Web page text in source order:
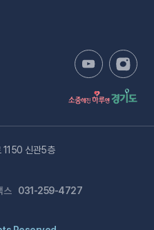
1150 신관5층
스
031-259-4727